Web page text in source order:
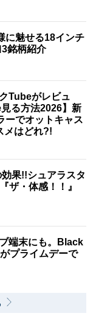
に魅せる18インチ
銘柄紹介
Tubeがレビュ
る方法2026】新
ーでオットキャス
メはどれ?!
果!!シュアラスタ
ザ・体感！！』
端末にも。Black
プライムデーで